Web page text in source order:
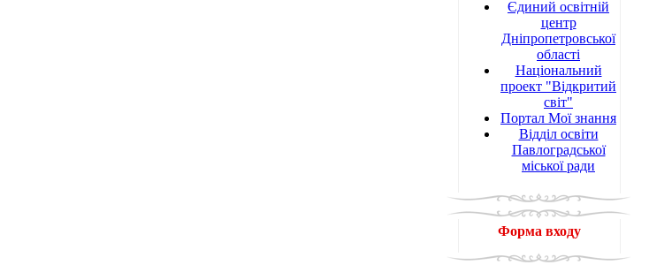
Єдиний освітній
центр
Дніпропетровської
області
Національний
проект "Відкритий
світ"
Портал Мої знання
Відділ освіти
Павлоградської
міської ради
Форма входу